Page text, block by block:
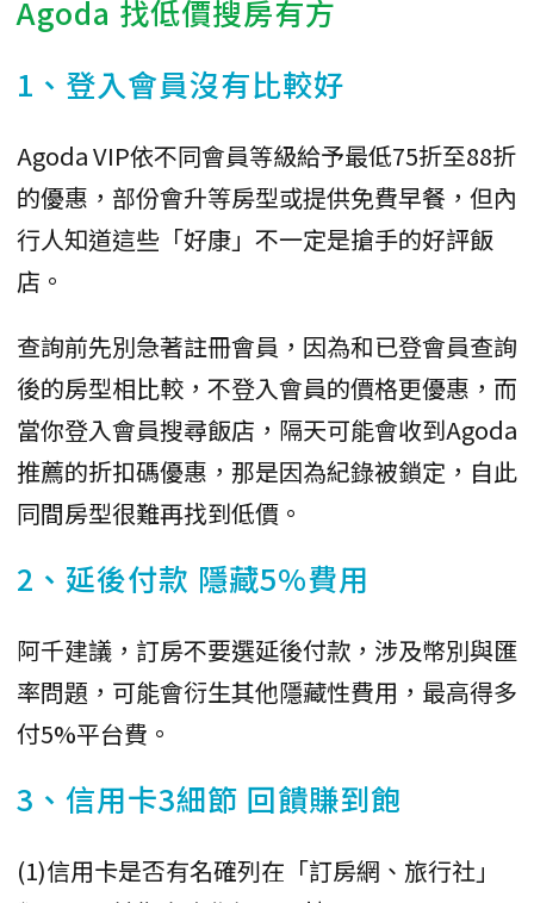
Agoda 找低價搜房有方
1、登入會員沒有比較好
Agoda VIP依不同會員等級給予最低75折至88折
的優惠，部份會升等房型或提供免費早餐，但內
行人知道這些「好康」不一定是搶手的好評飯
店。
查詢前先別急著註冊會員，因為和已登會員查詢
後的房型相比較，不登入會員的價格更優惠，而
當你登入會員搜尋飯店，隔天可能會收到Agoda
推薦的折扣碼優惠，那是因為紀錄被鎖定，自此
同間房型很難再找到低價。
2、延後付款 隱藏5%費用
阿千建議，訂房不要選延後付款，涉及幣別與匯
率問題，可能會衍生其他隱藏性費用，最高得多
付5%平台費。
3、信用卡3細節 回饋賺到飽
(1)信用卡是否有名確列在「訂房網、旅行社」